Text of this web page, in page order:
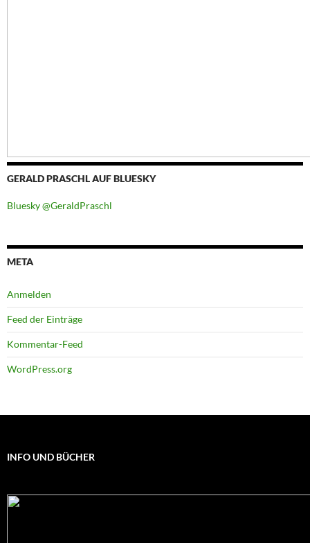
GERALD PRASCHL AUF BLUESKY
Bluesky @GeraldPraschl
META
Anmelden
Feed der Einträge
Kommentar-Feed
WordPress.org
INFO UND BÜCHER